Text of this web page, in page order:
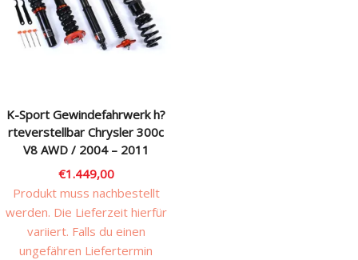
Blog
Rechtliches & Service
K-Sport Gewindefahrwerk h?
rteverstellbar Chrysler 300c
V8 AWD / 2004 – 2011
€1.449,00
Produkt muss nachbestellt
werden. Die Lieferzeit hierfür
variiert. Falls du einen
ungefähren Liefertermin